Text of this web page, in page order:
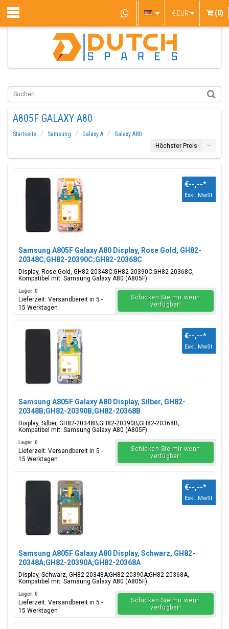
€ EUR (0)
A805F GALAXY A80
Startseite Samsung Galaxy A
Galaxy A80
Höchster Preis
Samsung A805F Galaxy A80 Display, Rose Gold, GH82-
20348C;GH82-20390C;GH82-20368C
Display, Rose Gold, GH82-20348C;GH82-20390C;GH82-20368C,
Kompatibel mit: Samsung Galaxy A80 (A805F)
€--,--*
Exkl. MwSt.
Lager: 0
Lieferzeit: Versandbereit in 5 -
15 Werktagen
Schicken Sie mir wenn
verfügbar!
Samsung A805F Galaxy A80 Display, Silber, GH82-
20348B;GH82-20390B;GH82-20368B
Display, Silber, GH82-20348B;GH82-20390B;GH82-20368B,
Kompatibel mit: Samsung Galaxy A80 (A805F)
€--,--*
Exkl. MwSt.
Lager: 0
Lieferzeit: Versandbereit in 5 -
15 Werktagen
Schicken Sie mir wenn
verfügbar!
Samsung A805F Galaxy A80 Display, Schwarz, GH82-
20348A;GH82-20390A;GH82-20368A
Display, Schwarz, GH82-20348A;GH82-20390A;GH82-20368A,
Kompatibel mit: Samsung Galaxy A80 (A805F)
€--,--*
Exkl. MwSt.
Lager: 0
Lieferzeit: Versandbereit in 5 -
15 Werktagen
Schicken Sie mir wenn
verfügbar!